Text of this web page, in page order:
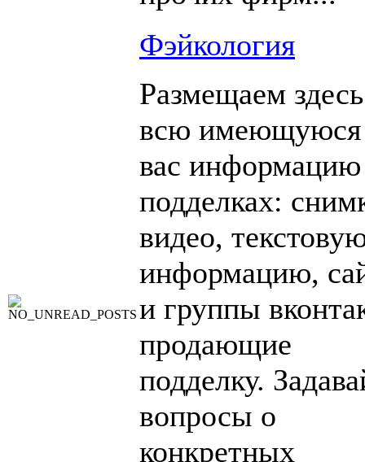
Фэйкология
Размещаем здесь
всю имеющуюся
вас
подделках:
видео,
информацию,
и группы
продающие
подделку.
вопросы о
конкретных